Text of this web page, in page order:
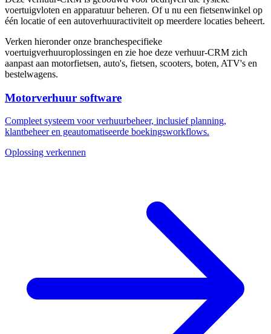
voertuigvloten en apparatuur beheren. Of u nu een fietsenwinkel op
één locatie of een autoverhuuractiviteit op meerdere locaties beheert.
Verken hieronder onze branchespecifieke
voertuigverhuuroplossingen en zie hoe deze verhuur-CRM zich
aanpast aan motorfietsen, auto's, fietsen, scooters, boten, ATV's en
bestelwagens.
Motorverhuur software
Compleet systeem voor verhuurbeheer, inclusief planning,
klantbeheer en geautomatiseerde boekingsworkflows.
Oplossing verkennen